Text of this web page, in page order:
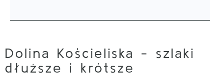
Dolina Kościeliska - szlaki
dłuższe i krótsze